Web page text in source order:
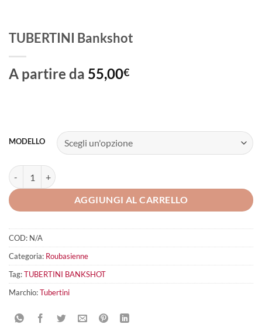
TUBERTINI Bankshot
A partire da 55,00€
MODELLO
TUBERTINI Bankshot quantità
AGGIUNGI AL CARRELLO
COD: N/A
Categoria: Roubasienne
Tag:TUBERTINI BANKSHOT
Marchio:Tubertini